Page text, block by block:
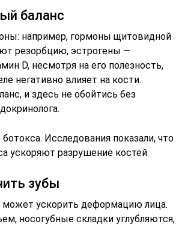
баланс
например, гормоны щитовидной
резорбцию, эстрогены —
D, несмотря на его полезность,
негативно влияет на кости.
и здесь не обойтись без
ботокса. Исследования показали, что
ускоряют разрушение костей.
зубы
может ускорить деформацию лица.
носогубные складки углубляются,